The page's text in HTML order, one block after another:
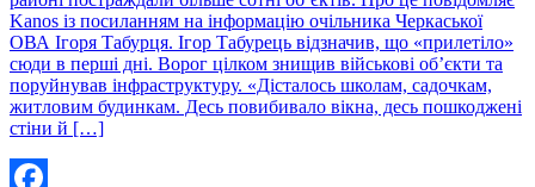
Kanos із посиланням на інформацію очільника Черкаської
ОВА Ігоря Табурця. Ігор Табурець відзначив, що «прилетіло»
сюди в перші дні. Ворог цілком знищив військові об’єкти та
поруйнував інфраструктуру. «Дісталось школам, садочкам,
житловим будинкам. Десь повибивало вікна, десь пошкоджені
стіни й […]